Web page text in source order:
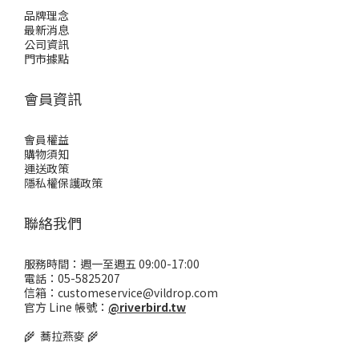
品牌理念
最新消息
公司資訊
門市據點
會員資訊
會員權益
購物須知
運送政策
隱私權保護政策
聯絡我們
服務時間：週一至週五 09:00-17:00
電話：05-5825207
信箱：customeservice@vildrop.com
官方 Line 帳號： @riverbird.tw
🌾 蕎拉燕麥 🌾